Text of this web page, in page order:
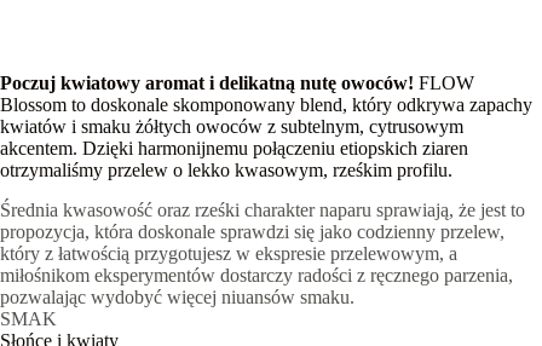
Poczuj kwiatowy aromat i delikatną nutę owoców! FLOW
Blossom to doskonale skomponowany blend, który odkrywa zapachy
kwiatów i smaku żółtych owoców z subtelnym, cytrusowym
akcentem. Dzięki harmonijnemu połączeniu etiopskich ziaren
otrzymaliśmy przelew o lekko kwasowym, rześkim profilu.
Średnia kwasowość oraz rześki charakter naparu sprawiają, że jest to
propozycja, która doskonale sprawdzi się jako codzienny przelew,
który z łatwością przygotujesz w ekspresie przelewowym, a
miłośnikom eksperymentów dostarczy radości z ręcznego parzenia,
pozwalając wydobyć więcej niuansów smaku.
SMAK
Słońce i kwiaty